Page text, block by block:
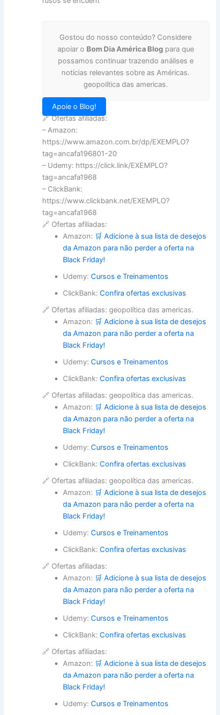
Gostou do nosso conteúdo? Considere
apoiar o Bom Dia América Blogpara que
possamos continuar trazendo análises e
notícias relevantes sobre as Américas.
geopolítica das americas.
Apoie o Blog!
🔗 Ofertas afiliadas:
– Amazon:
https://www.amazon.com.br/dp/EXEMPLO?
tag=ancafa196801-20
– Udemy: https://click.link/EXEMPLO?
tag=ancafa1968
– ClickBank:
https://www.clickbank.net/EXEMPLO?
tag=ancafa1968
🔗 Ofertas afiliadas:
Amazon: 🛒 Adicione à sua lista de desejos
da Amazon para não perder a oferta na
Black Friday!
Udemy:Cursos e Treinamentos
ClickBank:Confira ofertas exclusivas
🔗 Ofertas afiliadas: geopolítica das americas.
Amazon: 🛒 Adicione à sua lista de desejos
da Amazon para não perder a oferta na
Black Friday!
Udemy:Cursos e Treinamentos
ClickBank:Confira ofertas exclusivas
🔗 Ofertas afiliadas: geopolítica das americas.
Amazon: 🛒 Adicione à sua lista de desejos
da Amazon para não perder a oferta na
Black Friday!
Udemy:Cursos e Treinamentos
ClickBank:Confira ofertas exclusivas
🔗 Ofertas afiliadas: geopolítica das americas.
Amazon: 🛒 Adicione à sua lista de desejos
da Amazon para não perder a oferta na
Black Friday!
Udemy:Cursos e Treinamentos
ClickBank:Confira ofertas exclusivas
🔗 Ofertas afiliadas:
Amazon: 🛒 Adicione à sua lista de desejos
da Amazon para não perder a oferta na
Black Friday!
Udemy:Cursos e Treinamentos
ClickBank:Confira ofertas exclusivas
🔗 Ofertas afiliadas:
Amazon: 🛒 Adicione à sua lista de desejos
da Amazon para não perder a oferta na
Black Friday!
Udemy:Cursos e Treinamentos